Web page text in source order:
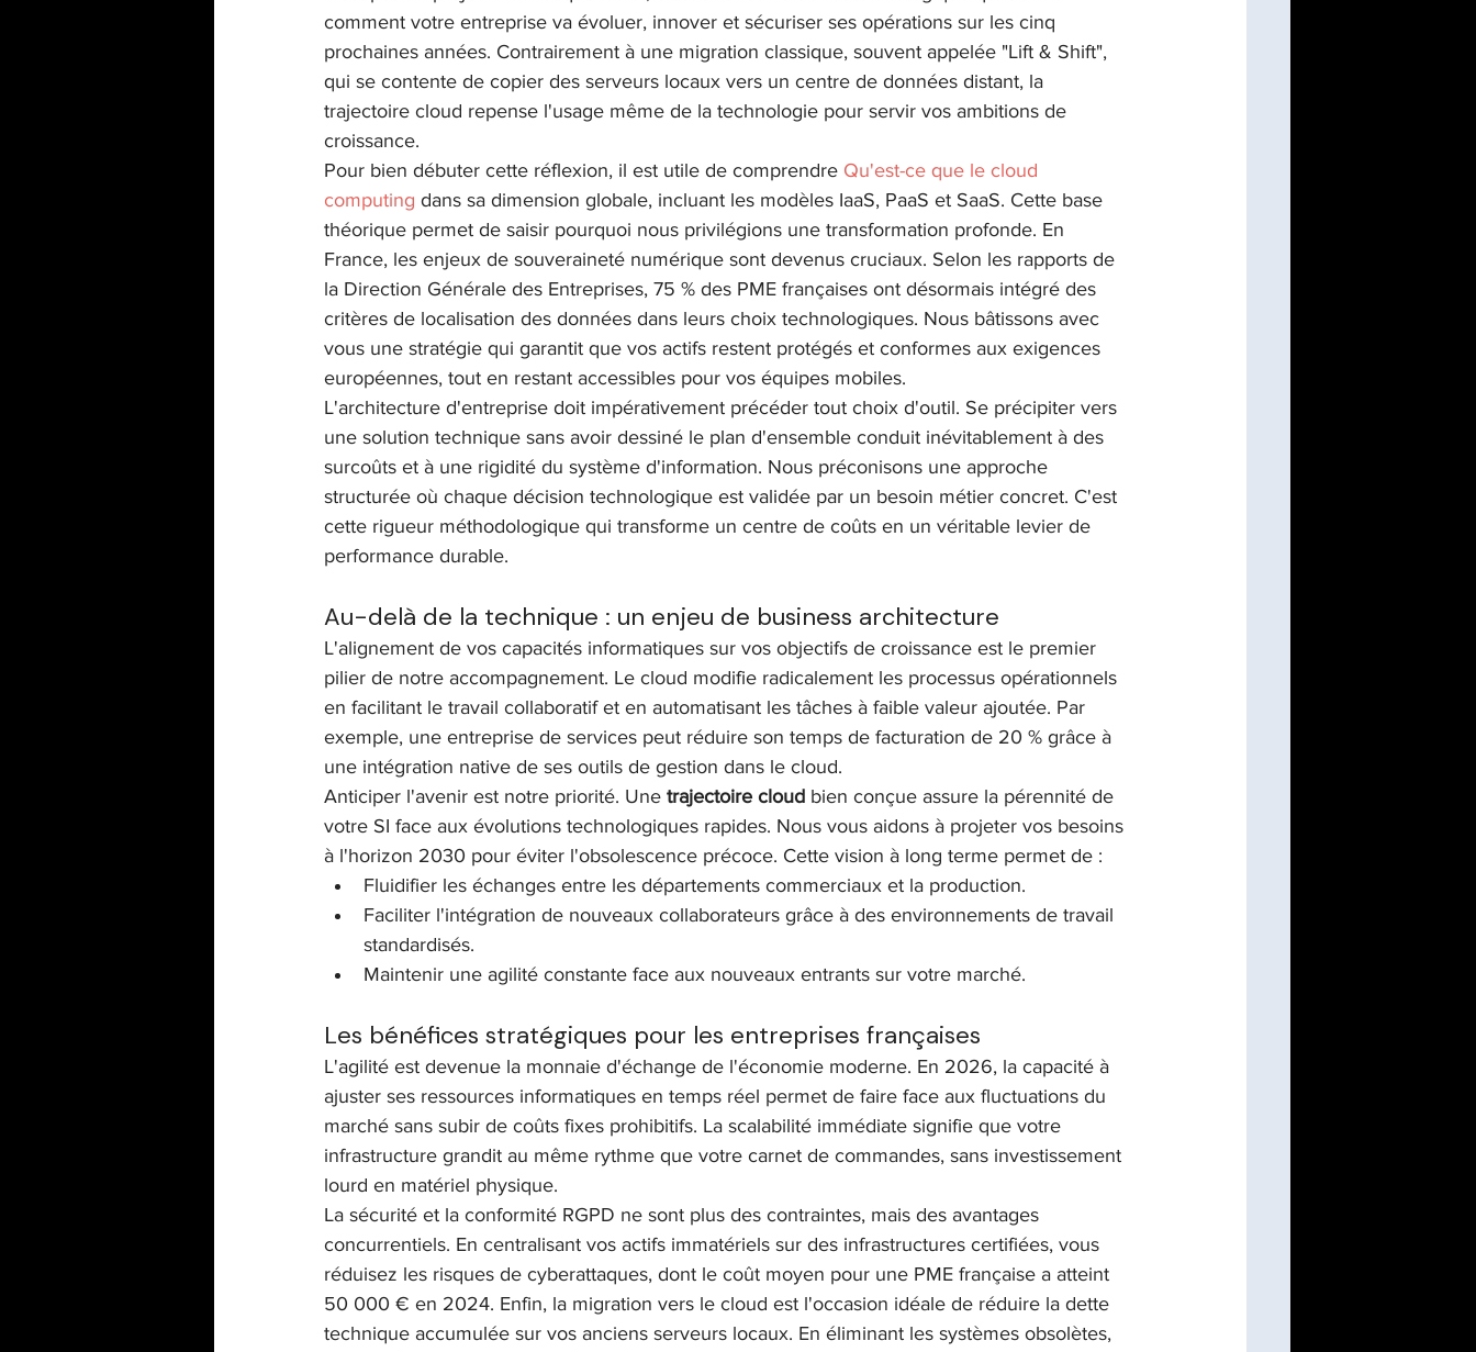
comment votre entreprise va évoluer, innover et sécuriser ses opérations sur les cinq
prochaines années. Contrairement à une migration classique, souvent appelée "Lift & Shift",
qui se contente de copier des serveurs locaux vers un centre de données distant, la
trajectoire cloud repense l'usage même de la technologie pour servir vos ambitions de
croissance.
Pour bien débuter cette réflexion, il est utile de comprendre Qu'est-ce que le cloud
computing dans sa dimension globale, incluant les modèles IaaS, PaaS et SaaS. Cette base
théorique permet de saisir pourquoi nous privilégions une transformation profonde. En
France, les enjeux de souveraineté numérique sont devenus cruciaux. Selon les rapports de
la Direction Générale des Entreprises, 75 % des PME françaises ont désormais intégré des
critères de localisation des données dans leurs choix technologiques. Nous bâtissons avec
vous une stratégie qui garantit que vos actifs restent protégés et conformes aux exigences
européennes, tout en restant accessibles pour vos équipes mobiles.
L'architecture d'entreprise doit impérativement précéder tout choix d'outil. Se précipiter vers
une solution technique sans avoir dessiné le plan d'ensemble conduit inévitablement à des
surcoûts et à une rigidité du système d'information. Nous préconisons une approche
structurée où chaque décision technologique est validée par un besoin métier concret. C'est
cette rigueur méthodologique qui transforme un centre de coûts en un véritable levier de
performance durable.
Au-delà de la technique : un enjeu de business architecture
L'alignement de vos capacités informatiques sur vos objectifs de croissance est le premier
pilier de notre accompagnement. Le cloud modifie radicalement les processus opérationnels
en facilitant le travail collaboratif et en automatisant les tâches à faible valeur ajoutée. Par
exemple, une entreprise de services peut réduire son temps de facturation de 20 % grâce à
une intégration native de ses outils de gestion dans le cloud.
Anticiper l'avenir est notre priorité. Une trajectoire cloud bien conçue assure la pérennité de
votre SI face aux évolutions technologiques rapides. Nous vous aidons à projeter vos besoins
à l'horizon 2030 pour éviter l'obsolescence précoce. Cette vision à long terme permet de :
Fluidifier les échanges entre les départements commerciaux et la production.
Faciliter l'intégration de nouveaux collaborateurs grâce à des environnements de travail
standardisés.
Maintenir une agilité constante face aux nouveaux entrants sur votre marché.
Les bénéfices stratégiques pour les entreprises françaises
L'agilité est devenue la monnaie d'échange de l'économie moderne. En 2026, la capacité à
ajuster ses ressources informatiques en temps réel permet de faire face aux fluctuations du
marché sans subir de coûts fixes prohibitifs. La scalabilité immédiate signifie que votre
infrastructure grandit au même rythme que votre carnet de commandes, sans investissement
lourd en matériel physique.
La sécurité et la conformité RGPD ne sont plus des contraintes, mais des avantages
concurrentiels. En centralisant vos actifs immatériels sur des infrastructures certifiées, vous
réduisez les risques de cyberattaques, dont le coût moyen pour une PME française a atteint
50 000 € en 2024. Enfin, la migration vers le cloud est l'occasion idéale de réduire la dette
technique accumulée sur vos anciens serveurs locaux. En éliminant les systèmes obsolètes,